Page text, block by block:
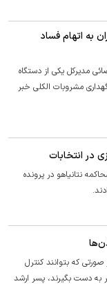
به اتهام فساد
مدیرکل یکی از دستگاه
مشروبات الکلی خبر
در انتخابات
نتانیاهو در پرونده
که بتوانند کنترل
به دست بگیرند، پسر ارشد